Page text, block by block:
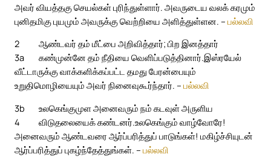
அவர் வியத்தகு செயல்கள் புரிந்துள்ளார். அவருடைய வலக் கரமும்
புனிதமிகு புயமும் அவருக்கு வெற்றியை அளித்துள்ளன. – பல்லவி
2
ஆண்டவர் தம் மீட்பை அறிவித்தார்; பிற இனத்தார்
கண்முன்னே தம் நீதியை வெளிப்படுத்தினார்.
3a
இஸ்ரயேல்
வீட்டாருக்கு வாக்களிக்கப்பட்ட தமது பேரன்பையும்
உறுதிமொழியையும் அவர் நினைவுகூர்ந்தார். – பல்லவி
3b
உலகெங்குமுள அனைவரும் நம் கடவுள் அருளிய
விடுதலையைக் கண்டனர்.
4
உலகெங்கும் வாழ்வோரே!
அனைவரும் ஆண்டவரை ஆர்ப்பரித்துப் பாடுங்கள்! மகிழ்ச்சியுடன்
ஆர்ப்பரித்துப் புகழ்ந்தேத்துங்கள். – பல்லவி